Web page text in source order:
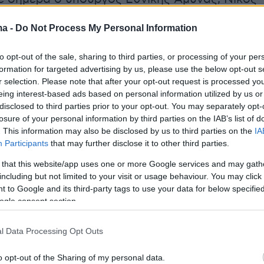
- Do Not Process My Personal Information
opt-out of the sale, sharing to third parties, or processing of your
for targeted advertising by us, please use the below opt-out
selection. Please note that after your opt-out request is processed
interest-based ads based on personal information utilized by us
to third parties prior to your opt-out. You may separately
of your personal information by third parties on the IAB’s list of
This information may also be disclosed by us to third parties on the
Participants that may further disclose it to other third parties.
that this website/app uses one or more Google services and may
but not limited to your visit or usage behaviour. You may
to Google and its third-party tags to use your data for below
consent section.
Data Processing Opt Outs
opt-out of the Sharing of my personal data.
των ομολόγων του πως πρόκειται για
κ. Δένδιας, «θα ενημερώσω τους
μου - παρουσία μέσω βιντεοκλήσης του
Άμυνας- για τα δεδομένα σχετικά
"ψαρέψαμε" στην Ελλάδα, είναι ουκρανικό»,
ότι «η παρουσία αυτού του θαλάσσιου
τηνελευθερία και την ασφάλειατης
«Είναι εξαιρετικά σοβαρό θέμα» συνέχισε
του ο Νίκος Δένδιας, ο οποίος ενημέρωσε
το θέμα τον Ουκρανό Υπουργό Άμυνας.